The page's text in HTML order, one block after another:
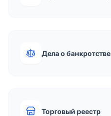
Дела о банкротстве
Торговый реестр